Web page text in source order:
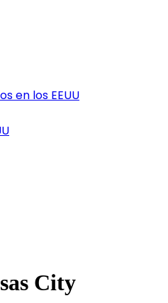
en los EEUU
City